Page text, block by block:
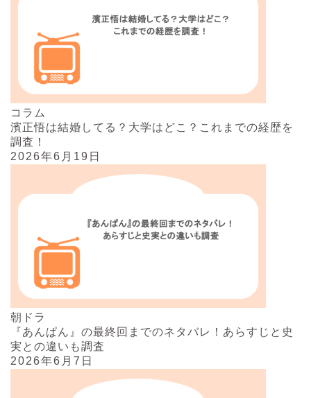
コラム
濱正悟は結婚してる？大学はどこ？これまでの経歴を
調査！
2026年6月19日
朝ドラ
『あんぱん』の最終回までのネタバレ！あらすじと史
実との違いも調査
2026年6月7日